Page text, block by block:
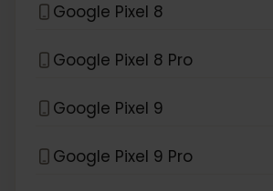
Google Pixel 8
Google Pixel 8 Pro
Google Pixel 9
Google Pixel 9 Pro